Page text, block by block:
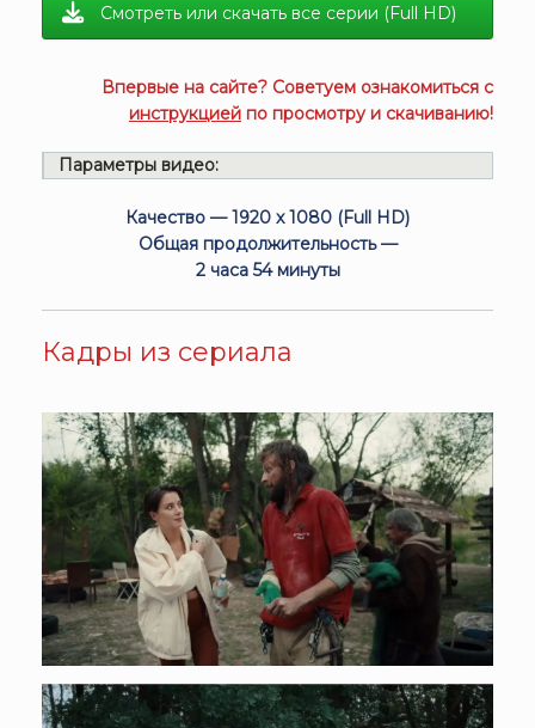
Смотреть или скачать все серии (Full HD)
Впервые на сайте? Советуем ознакомиться с
инструкцией по просмотру и скачиванию!
Параметры видео:
Качество — 1920 x 1080 (Full HD)
Общая продолжительность —
2 часа 54 минуты
Кадры из сериала